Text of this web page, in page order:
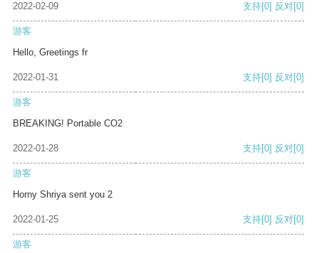
2022-02-09 支持[0] 反对[0]
游客
Hello, Greetings fr
2022-01-31 支持[0] 反对[0]
游客
BREAKING! Portable CO2
2022-01-28 支持[0] 反对[0]
游客
Horny Shriya sent you 2
2022-01-25 支持[0] 反对[0]
游客